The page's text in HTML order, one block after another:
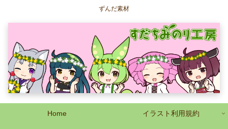
ずんだ素材
Home イラスト利用規約